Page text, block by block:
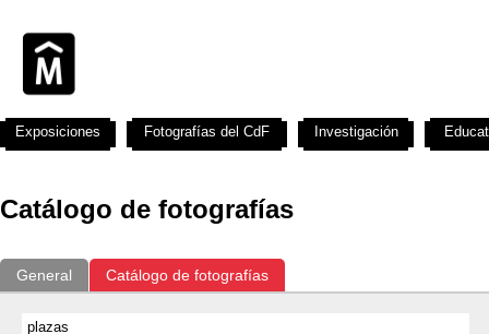
Catálogo de fotografías
General Catálogo de fotografías
Exposiciones Fotografías del CdF Investigación